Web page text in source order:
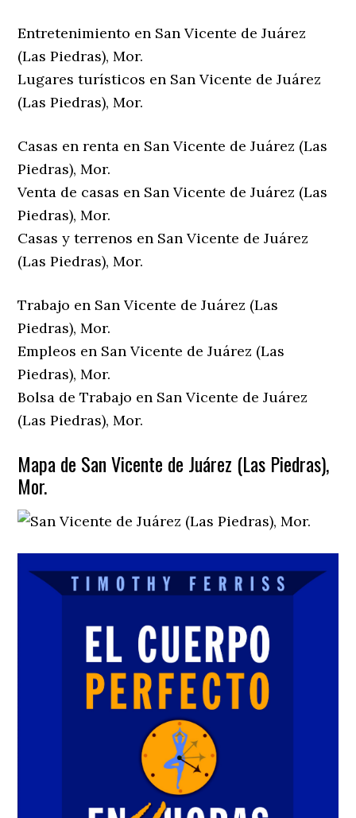
Entretenimiento en San Vicente de Juárez
(Las Piedras), Mor.
Lugares turísticos en San Vicente de Juárez
(Las Piedras), Mor.
Casas en renta en San Vicente de Juárez (Las
Piedras), Mor.
Venta de casas en San Vicente de Juárez (Las
Piedras), Mor.
Casas y terrenos en San Vicente de Juárez
(Las Piedras), Mor.
Trabajo en San Vicente de Juárez (Las
Piedras), Mor.
Empleos en San Vicente de Juárez (Las
Piedras), Mor.
Bolsa de Trabajo en San Vicente de Juárez
(Las Piedras), Mor.
Mapa de San Vicente de Juárez (Las Piedras),
Mor.